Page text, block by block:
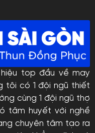
hiệu top đầu về may
tôi có 1 đội ngũ thiết
cùng 1 đội ngũ thợ
tâm huyết với nghề
chuyên tâm tạo ra